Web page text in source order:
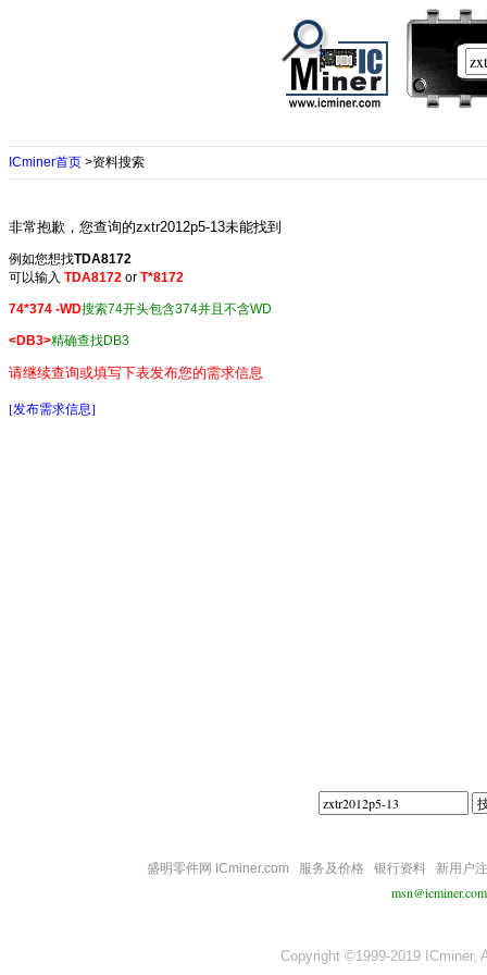
ICminer首页 >资料搜索
非常抱歉，您查询的zxtr2012p5-13未能找到
例如您想找TDA8172
可以输入 TDA8172 or T*8172
74*374 -WD搜索74开头包含374并且不含WD
<DB3>精确查找DB3
请继续查询或填写下表发布您的需求信息
[发布需求信息]
盛明零件网 ICminer.com 服务及价格 银行资料 新用户
msn@icminer.com
Copyright ©1999-2019 ICminer,